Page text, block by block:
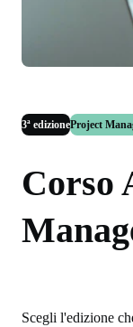
3ª edizioneProject
Corso
Scegli l'edizione